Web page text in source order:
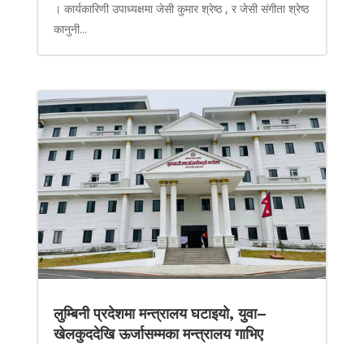
। कार्यकारिणी उपाध्यक्षमा जेसी कुमार श्रेष्ठ , र जेसी संगीता श्रेष्ठ
कानुनी...
लुम्बिनी प्रदेशमा मन्त्रालय घटाइयो, युवा–
खेलकुददेखि ऊर्जासम्मका मन्त्रालय गाभिए